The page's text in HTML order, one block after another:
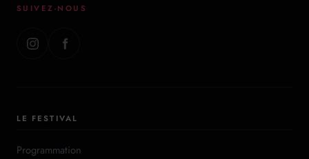
SUIVEZ-NOUS
LE FESTIVAL
Programmation